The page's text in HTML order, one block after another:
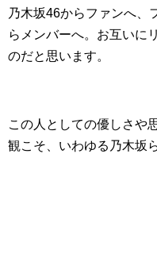
乃木坂46からファンへ、
らメンバーへ。お互いに
のだと思います。
この人としての優しさや
観こそ、いわゆる乃木坂